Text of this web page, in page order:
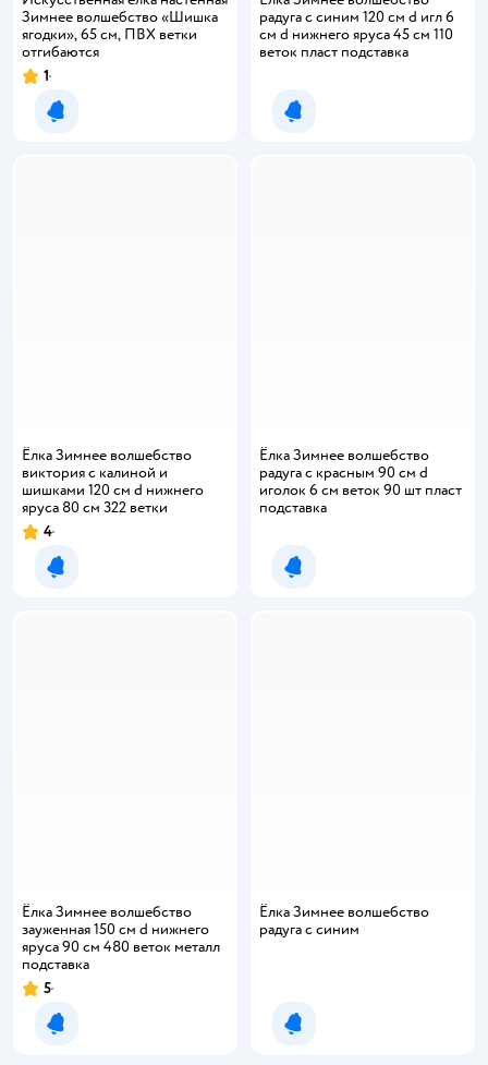
Зимнее волшебство «Шишка
ягодки», 65 см, ПВХ ветки
отгибаются
Рейтинг:
1
Уведомить о появлении
радуга с синим 120 см d игл 6
см d нижнего яруса 45 см 110
веток пласт подставка
Уведомить о появлении
Ёлка Зимнее волшебство
виктория с калиной и
шишками 120 см d нижнего
яруса 80 см 322 ветки
Рейтинг:
4
Уведомить о появлении
Ёлка Зимнее волшебство
радуга с красным 90 см d
иголок 6 см веток 90 шт пласт
подставка
Уведомить о появлении
Ёлка Зимнее волшебство
зауженная 150 см d нижнего
яруса 90 см 480 веток металл
подставка
Рейтинг:
5
Уведомить о появлении
Ёлка Зимнее волшебство
радуга с синим
Уведомить о появлении